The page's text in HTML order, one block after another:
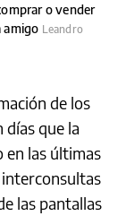
o vender
amigo Leandro
de los
días que la
en las últimas
interconsultas
las pantallas